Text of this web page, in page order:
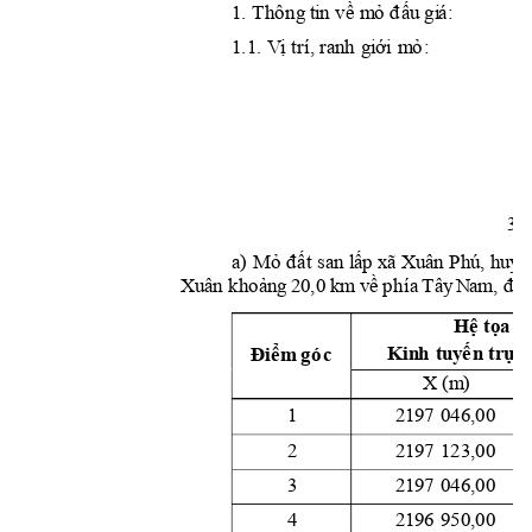
     
      
3
a) M    
   
Điểm góc
Hệ tọa
Kinh tuyến trụ
X (m)
1
2197 046,00
2
2197 123 ,00
3
2197 046 ,00
4
2196 950 ,00